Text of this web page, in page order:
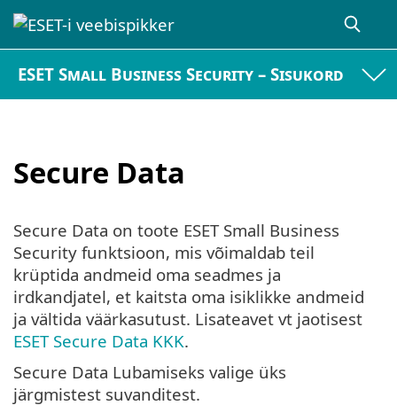
ESET Small Business Security – Sisukord
Secure Data
Secure Data on toote ESET Small Business
Security funktsioon, mis võimaldab teil
krüptida andmeid oma seadmes ja
irdkandjatel, et kaitsta oma isiklikke andmeid
ja vältida väärkasutust. Lisateavet vt jaotisest
ESET Secure Data KKK.
Secure Data Lubamiseks valige üks
järgmistest suvanditest.